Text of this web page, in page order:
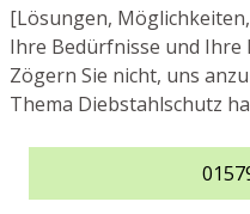
[Lösungen,
Ihre Bedürfnisse und Ihre
Zögern Sie nicht, uns
Thema Diebstahlschutz